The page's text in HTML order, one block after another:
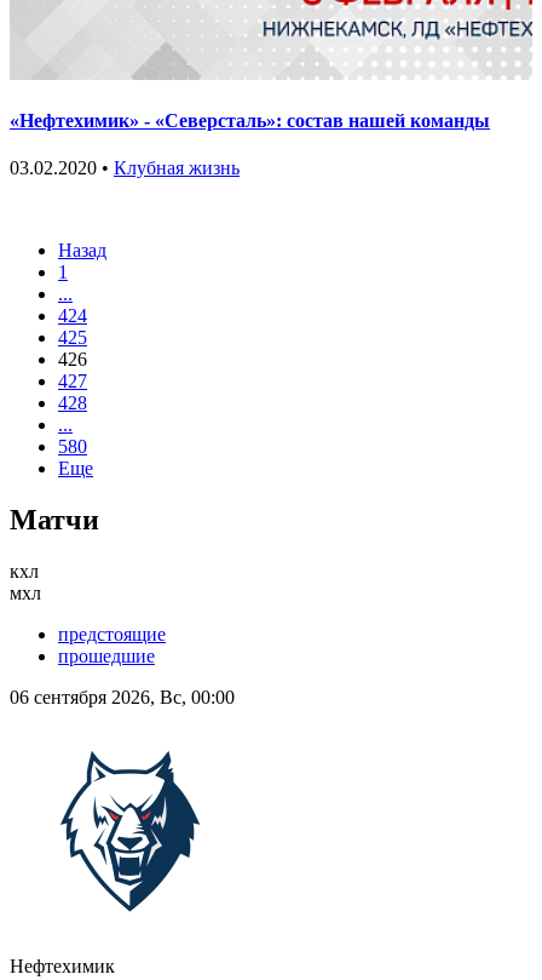
«Нефтехимик» - «Северсталь»: состав нашей команды
03.02.2020 • Клубная жизнь
Назад
1
...
424
425
426
427
428
...
580
Еще
Матчи
кхл
мхл
предстоящие
прошедшие
06 сентября 2026, Вс, 00:00
Нефтехимик